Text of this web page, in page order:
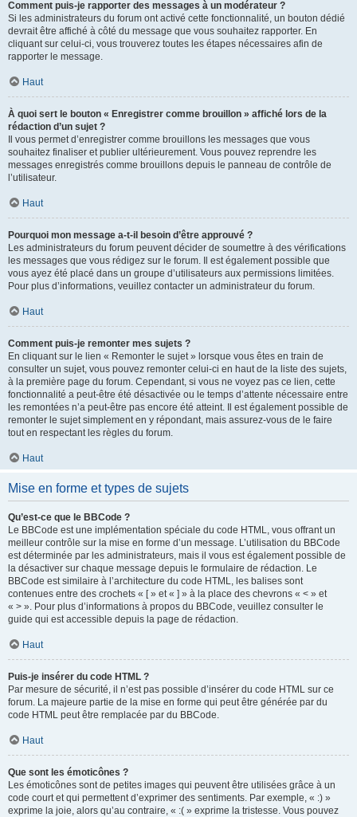
Comment puis-je rapporter des messages à un modérateur ?
Si les administrateurs du forum ont activé cette fonctionnalité, un bouton dédié
devrait être affiché à côté du message que vous souhaitez rapporter. En
cliquant sur celui-ci, vous trouverez toutes les étapes nécessaires afin de
rapporter le message.
Haut
À quoi sert le bouton « Enregistrer comme brouillon » affiché lors de la
rédaction d’un sujet ?
Il vous permet d’enregistrer comme brouillons les messages que vous
souhaitez finaliser et publier ultérieurement. Vous pouvez reprendre les
messages enregistrés comme brouillons depuis le panneau de contrôle de
l’utilisateur.
Haut
Pourquoi mon message a-t-il besoin d’être approuvé ?
Les administrateurs du forum peuvent décider de soumettre à des vérifications
les messages que vous rédigez sur le forum. Il est également possible que
vous ayez été placé dans un groupe d’utilisateurs aux permissions limitées.
Pour plus d’informations, veuillez contacter un administrateur du forum.
Haut
Comment puis-je remonter mes sujets ?
En cliquant sur le lien « Remonter le sujet » lorsque vous êtes en train de
consulter un sujet, vous pouvez remonter celui-ci en haut de la liste des sujets,
à la première page du forum. Cependant, si vous ne voyez pas ce lien, cette
fonctionnalité a peut-être été désactivée ou le temps d’attente nécessaire entre
les remontées n’a peut-être pas encore été atteint. Il est également possible de
remonter le sujet simplement en y répondant, mais assurez-vous de le faire
tout en respectant les règles du forum.
Haut
Mise en forme et types de sujets
Qu’est-ce que le BBCode ?
Le BBCode est une implémentation spéciale du code HTML, vous offrant un
meilleur contrôle sur la mise en forme d’un message. L’utilisation du BBCode
est déterminée par les administrateurs, mais il vous est également possible de
la désactiver sur chaque message depuis le formulaire de rédaction. Le
BBCode est similaire à l’architecture du code HTML, les balises sont
contenues entre des crochets « [ » et « ] » à la place des chevrons « < » et
« > ». Pour plus d’informations à propos du BBCode, veuillez consulter le
guide qui est accessible depuis la page de rédaction.
Haut
Puis-je insérer du code HTML ?
Par mesure de sécurité, il n’est pas possible d’insérer du code HTML sur ce
forum. La majeure partie de la mise en forme qui peut être générée par du
code HTML peut être remplacée par du BBCode.
Haut
Que sont les émoticônes ?
Les émoticônes sont de petites images qui peuvent être utilisées grâce à un
code court et qui permettent d’exprimer des sentiments. Par exemple, « :) »
exprime la joie, alors qu’au contraire, « :( » exprime la tristesse. Vous pouvez